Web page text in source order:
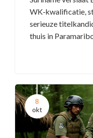
WK‑kwalificatie,
serieuze
thuis in
8
okt